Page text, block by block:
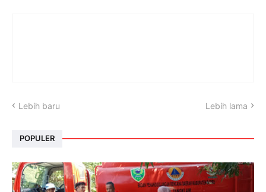
Lebih baru Lebih lama
POPULER